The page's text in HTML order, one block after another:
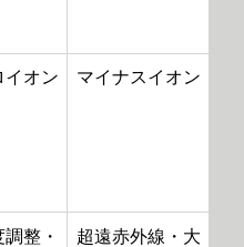
イオン マイナスイオン
整・
超遠赤外線・大